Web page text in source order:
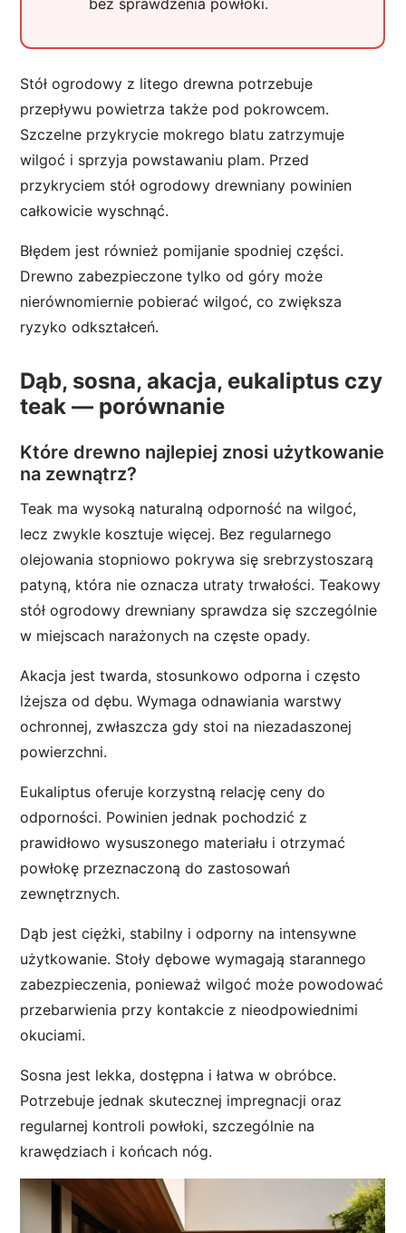
bez sprawdzenia powłoki.
Stół ogrodowy z litego drewna potrzebuje
przepływu powietrza także pod pokrowcem.
Szczelne przykrycie mokrego blatu zatrzymuje
wilgoć i sprzyja powstawaniu plam. Przed
przykryciem stół ogrodowy drewniany powinien
całkowicie wyschnąć.
Błędem jest również pomijanie spodniej części.
Drewno zabezpieczone tylko od góry może
nierównomiernie pobierać wilgoć, co zwiększa
ryzyko odkształceń.
Dąb, sosna, akacja, eukaliptus czy
teak — porównanie
Które drewno najlepiej znosi użytkowanie
na zewnątrz?
Teak ma wysoką naturalną odporność na wilgoć,
lecz zwykle kosztuje więcej. Bez regularnego
olejowania stopniowo pokrywa się srebrzystoszarą
patyną, która nie oznacza utraty trwałości. Teakowy
stół ogrodowy drewniany sprawdza się szczególnie
w miejscach narażonych na częste opady.
Akacja jest twarda, stosunkowo odporna i często
lżejsza od dębu. Wymaga odnawiania warstwy
ochronnej, zwłaszcza gdy stoi na niezadaszonej
powierzchni.
Eukaliptus oferuje korzystną relację ceny do
odporności. Powinien jednak pochodzić z
prawidłowo wysuszonego materiału i otrzymać
powłokę przeznaczoną do zastosowań
zewnętrznych.
Dąb jest ciężki, stabilny i odporny na intensywne
użytkowanie. Stoły dębowe wymagają starannego
zabezpieczenia, ponieważ wilgoć może powodować
przebarwienia przy kontakcie z nieodpowiednimi
okuciami.
Sosna jest lekka, dostępna i łatwa w obróbce.
Potrzebuje jednak skutecznej impregnacji oraz
regularnej kontroli powłoki, szczególnie na
krawędziach i końcach nóg.